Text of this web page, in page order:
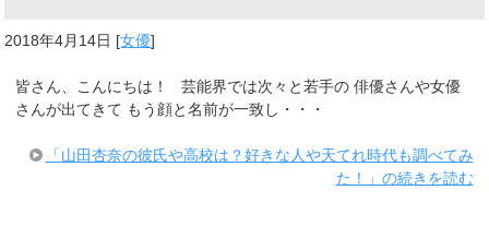
2018年4月14日 [女優]
皆さん、こんにちは！ 芸能界では次々と若手の 俳優さんや女優
さんが出てきて もう顔と名前が一致し・・・
「山田杏奈の彼氏や高校は？好きな人や天てれ時代も調べてみ
た！」の続きを読む